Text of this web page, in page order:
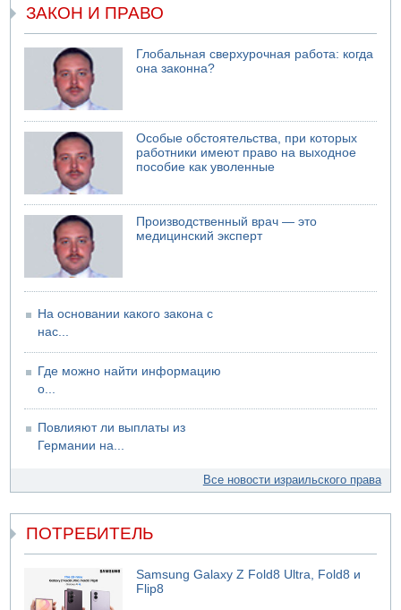
Саудовская Аравия опасается нападения хуситов и
07.08.2026 08:29
В Бат-Яме утонул мужчина
07.08.2026 08:29
Стрельба в школе Таиланда
Недалеко от Бейт-Шемеша погиб велосипедист
07.08.2026 06:24
Саудовская Аравия сообщает о нападении хуситов
ЗАКОН И ПРАВО
Глобальная сверхурочная работа: когда
она законна?
Особые обстоятельства, при которых
работники имеют право на выходное
пособие как уволенные
Производственный врач — это
медицинский эксперт
На основании какого закона с
нас...
Где можно найти информацию
о...
Повлияют ли выплаты из
Германии на...
Все новости израильского права
ПОТРЕБИТЕЛЬ
Samsung Galaxy Z Fold8 Ultra, Fold8 и
Flip8